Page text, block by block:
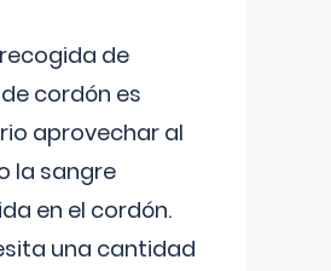
de
cordón es
aprovechar al
la sangre
en el cordón.
una cantidad